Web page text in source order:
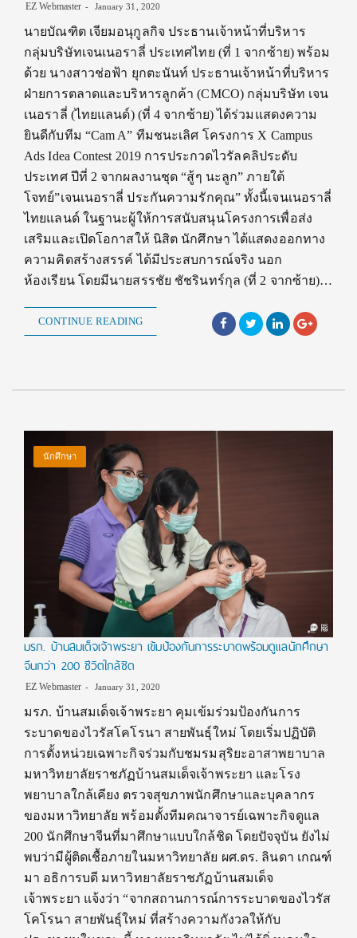
EZ Webmaster January 31, 2020
นายบัณฑิต เจียมอนุกูลกิจ ประธานเจ้าหน้าที่บริหาร
กลุ่มบริษัทเจนเนอราลี่ ประเทศไทย (ที่ 1 จากซ้าย) พร้อม
ด้วย นางสาวช่อฟ้า ยุกตะนันท์ ประธานเจ้าหน้าที่บริหาร
ฝ่ายการตลาดและบริหารลูกค้า (CMCO) กลุ่มบริษัท เจน
เนอราลี่ (ไทยแลนด์) (ที่ 4 จากซ้าย) ได้ร่วมแสดงความ
ยินดีกับทีม “Cam A” ทีมชนะเลิศ โครงการ X Campus
Ads Idea Contest 2019 การประกวดไวรัลคลิประดับ
ประเทศ ปีที่ 2 จากผลงานชุด “สู้ๆ นะลูก” ภายใต้
โจทย์”เจนเนอราลี่ ประกันความรักคุณ” ทั้งนี้เจนเนอราลี่
ไทยแลนด์ ในฐานะผู้ให้การสนับสนุนโครงการเพื่อส่ง
เสริมและเปิดโอกาสให้ นิสิต นักศึกษา ได้แสดงออกทาง
ความคิดสร้างสรรค์ ได้มีประสบการณ์จริง นอก
ห้องเรียน โดยมีนายสรรชัย ชัชรินทร์กุล (ที่ 2 จากซ้าย)…
CONTINUE READING
นักศึกษา
มรภ. บ้านสมเด็จเจ้าพระยา เข้มป้องกันการระบาดพร้อมดูแลนักศึกษา
จีนกว่า 200 ชีวิตใกล้ชิด
EZ Webmaster January 31, 2020
มรภ. บ้านสมเด็จเจ้าพระยา คุมเข้มร่วมป้องกันการ
ระบาดของไวรัสโคโรนา สายพันธุ์ใหม่ โดยเริ่มปฏิบัติ
การตั้งหน่วยเฉพาะกิจร่วมกับชมรมสุริยะอาสาพยาบาล
มหาวิทยาลัยราชภัฏบ้านสมเด็จเจ้าพระยา และโรง
พยาบาลใกล้เคียง ตรวจสุขภาพนักศึกษาและบุคลากร
ของมหาวิทยาลัย พร้อมตั้งทีมคณาจารย์เฉพาะกิจดูแล
200 นักศึกษาจีนที่มาศึกษาแบบใกล้ชิด โดยปัจจุบัน ยังไม่
พบว่ามีผู้ติดเชื้อภายในมหาวิทยาลัย ผศ.ดร. ลินดา เกณฑ์
มา อธิการบดี มหาวิทยาลัยราชภัฏบ้านสมเด็จ
เจ้าพระยา แจ้งว่า “จากสถานการณ์การระบาดของไวรัส
โคโรนา สายพันธุ์ใหม่ ที่สร้างความกังวลให้กับ